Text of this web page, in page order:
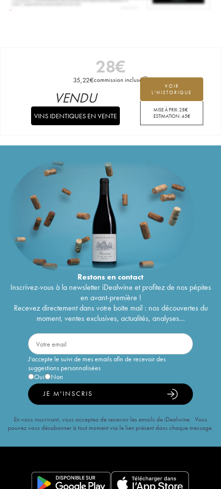
28€
35,22€commission incluse
VOIR
L'HISTORIQUE
MISE À PRIX:28€
ESTIMATION:45€
VENDU
VINS IDENTIQUES EN VENTE
Restons encontact
Inscrivez-vous à la newsletter iDealwine et profitez de nos pépites
en avant-première !
Recevez directement dans votre boîte mail : nos découvertes du
moment, ventes exclusives, actualités, analyses...
J'accepte le suivi de mes emails afin de recevoir des
suggestions personnalisées
Oui
Non
JE M'INSCRIS
En vous inscrivant, vous acceptez de recevoir les emails de iDealwine. Vous
pouvez vous désabonner à tout moment via le lien présent dans chaque message.